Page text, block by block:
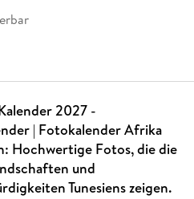
2027 -
| Fotokalender Afrika
Hochwertige Fotos, die die
und
Tunesiens zeigen.